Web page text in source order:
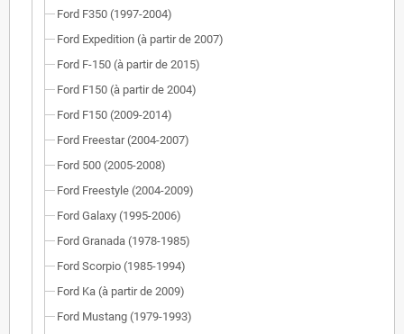
Ford F350 (1997-2004)
Ford Expedition (à partir de 2007)
Ford F-150 (à partir de 2015)
Ford F150 (à partir de 2004)
Ford F150 (2009-2014)
Ford Freestar (2004-2007)
Ford 500 (2005-2008)
Ford Freestyle (2004-2009)
Ford Galaxy (1995-2006)
Ford Granada (1978-1985)
Ford Scorpio (1985-1994)
Ford Ka (à partir de 2009)
Ford Mustang (1979-1993)